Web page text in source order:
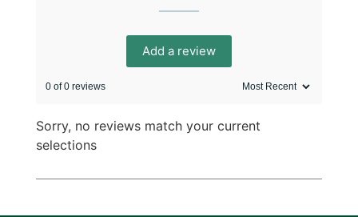
Add a review
0 of 0 reviews
Sorry, no reviews match your current
selections